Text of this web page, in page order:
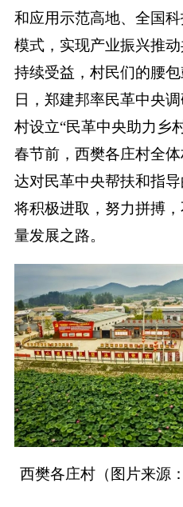
和应用示范高地、全国
模式，实现产业振兴推
持续受益，村民们的腰
日，郑建邦率民革中央
村设立“民革中央助力乡
春节前，西樊各庄村全
达对民革中央帮扶和指
将积极进取，努力拼搏
量发展之路。
西樊各庄村（图片来源